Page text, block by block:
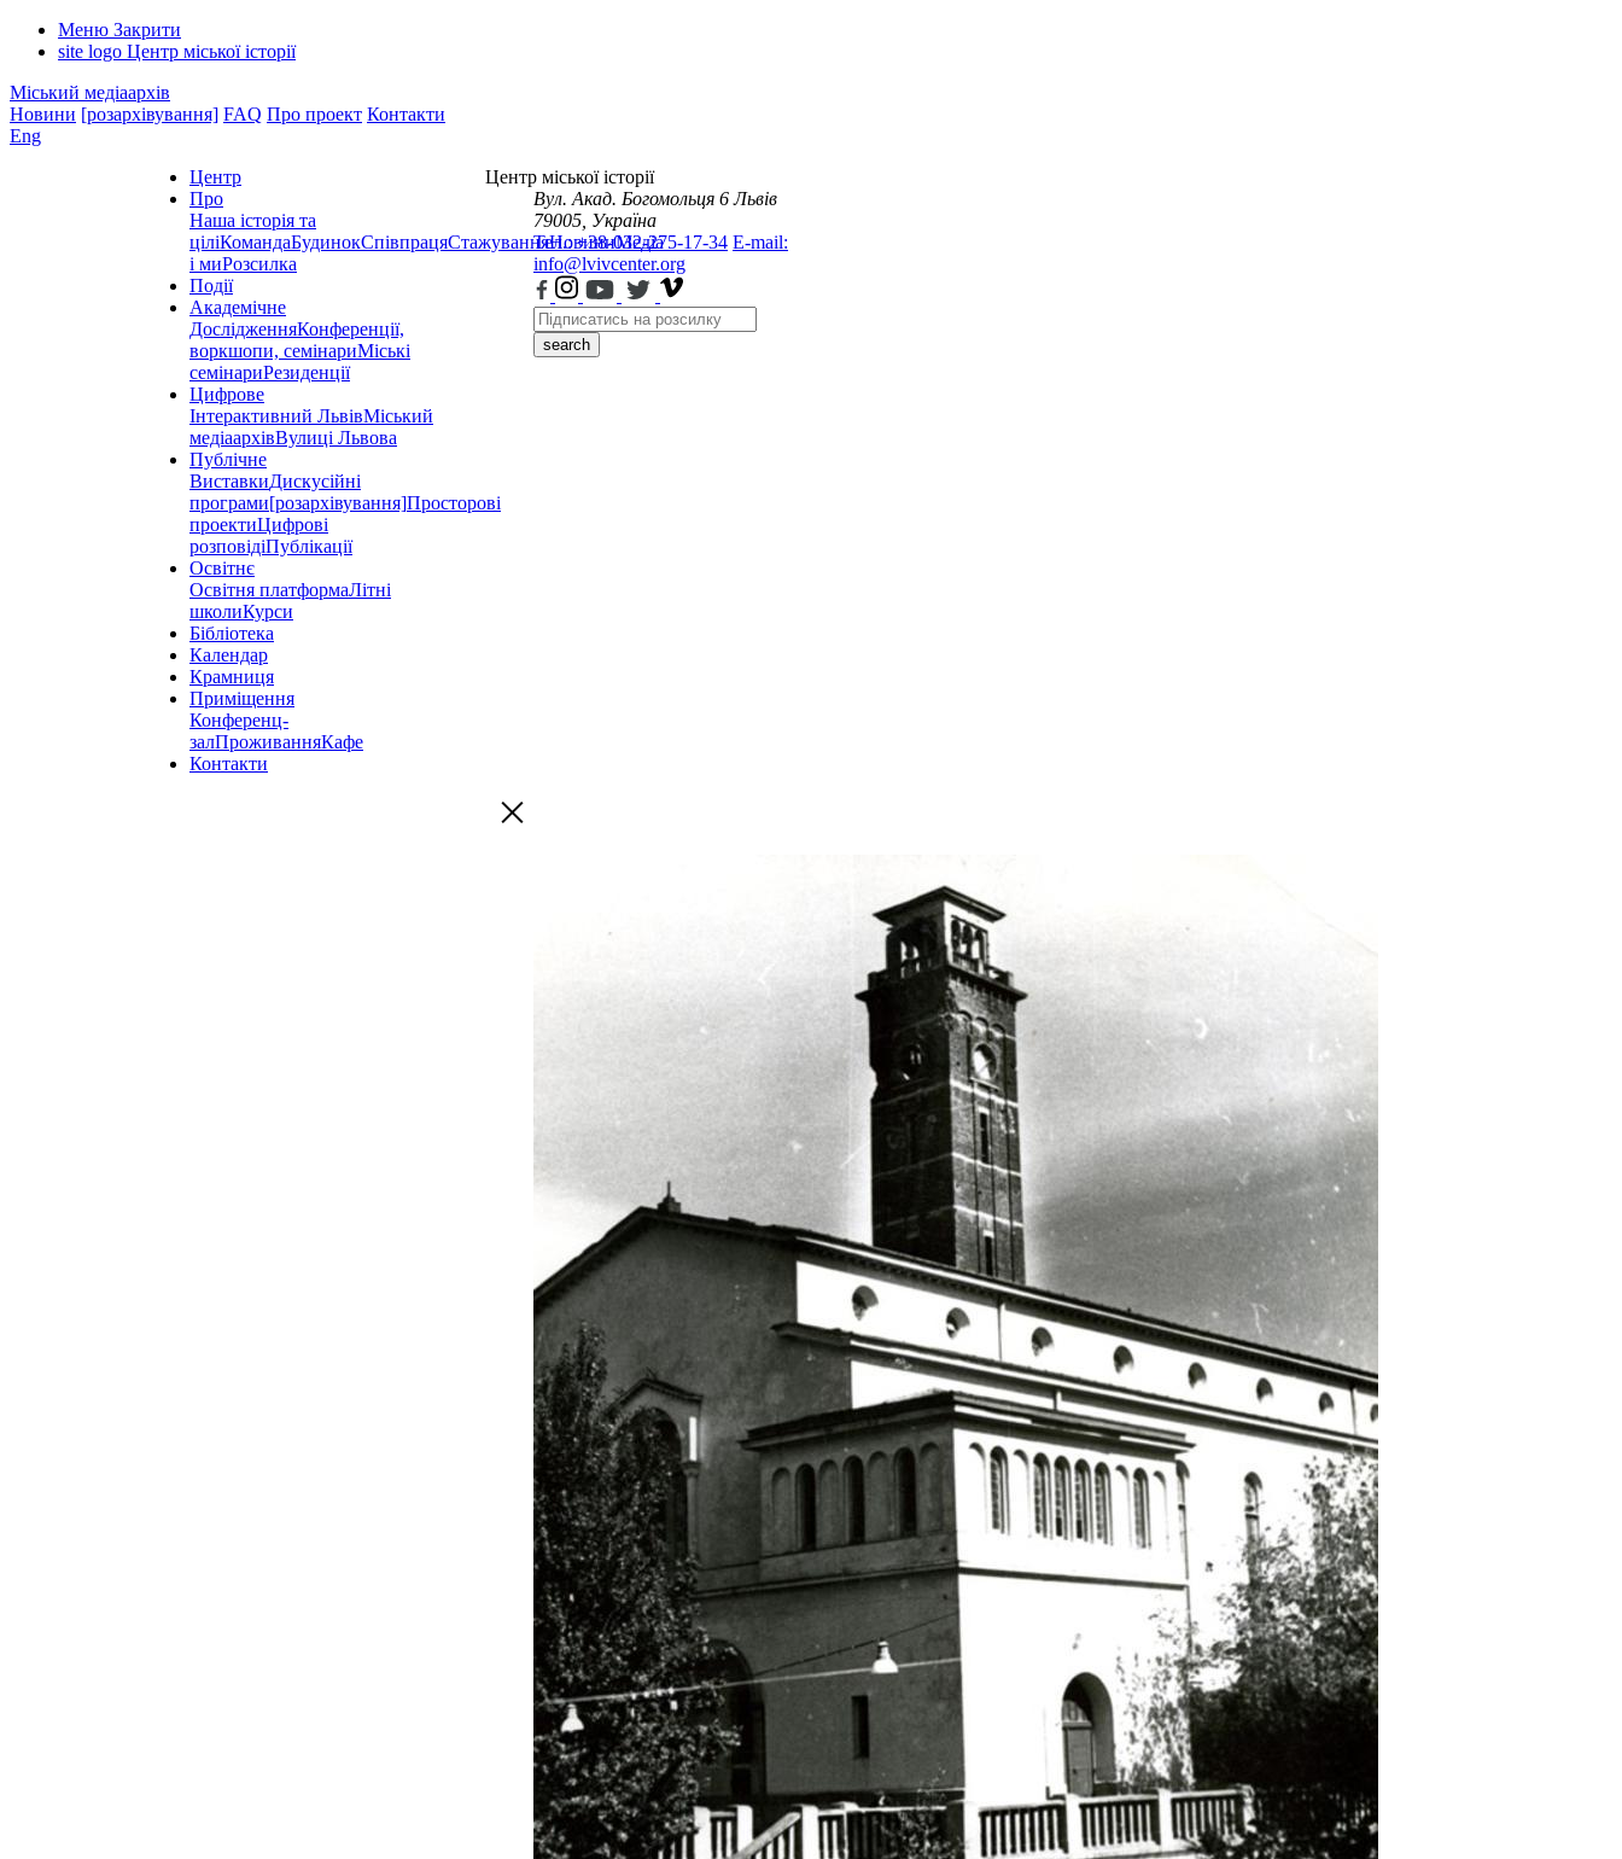
Меню Закрити
site logo Центр міської історії
Міський медіаархів
Новини [розархівування] FAQ Про проект Контакти
Eng
Центр
Про
Наша історія та
ціліКомандаБудинокСпівпрацяСтажуванняНовиниМедіа
і миРозсилка
Події
Академічне
ДослідженняКонференції,
воркшопи, семінариМіські
семінариРезиденції
Цифрове
Інтерактивний ЛьвівМіський
медіаархівВулиці Львова
Публічне
ВиставкиДискусійні
програми[розархівування]Просторові
проектиЦифрові
розповідіПублікації
Освітнє
Освітня платформаЛітні
школиКурси
Бібліотека
Календар
Крамниця
Приміщення
Конференц-
залПроживанняКафе
Контакти
Центр міської історії
Вул. Акад. Богомольця 6 Львів
79005, Україна
Тел.: +38-032-275-17-34 E-mail:
info@lvivcenter.org
search